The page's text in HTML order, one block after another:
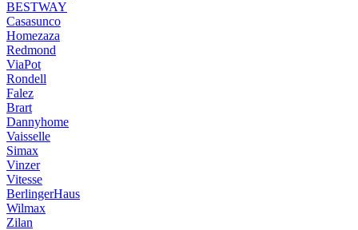
BESTWAY
Casasunco
Homezaza
Redmond
ViaPot
Rondell
Falez
Brart
Dannyhome
Vaisselle
Simax
Vinzer
Vitesse
BerlingerHaus
Wilmax
Zilan